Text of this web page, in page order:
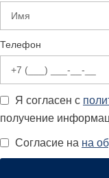
Телефон
Я согласен с
получение
Согласие на на